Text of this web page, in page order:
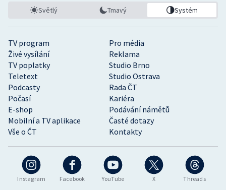
Instagram Facebook YouTube X Threads
TV program
Pro média
Živé vysílání
Reklama
TV poplatky
Studio Brno
Teletext
Studio Ostrava
Podcasty
Rada ČT
Počasí
Kariéra
E-shop
Podávání námětů
Mobilní a TV aplikace
Časté dotazy
Vše o ČT
Kontakty
Světlý Tmavý Systém